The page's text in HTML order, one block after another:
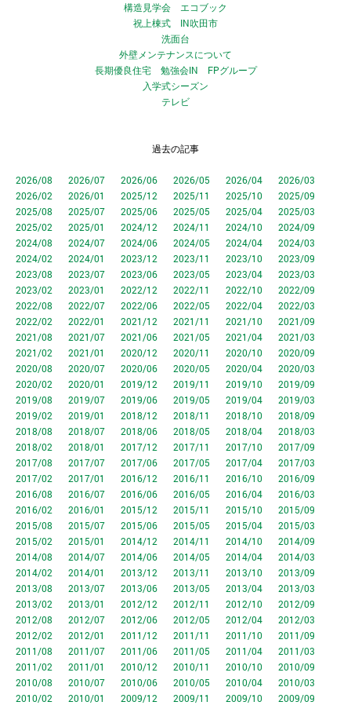
構造見学会 エコブック
祝上棟式 IN吹田市
洗面台
外壁メンテナンスについて
長期優良住宅 勉強会IN FPグループ
入学式シーズン
テレビ
過去の記事
2026/08 2026/07 2026/06 2026/05 2026/04
2026/03
2026/02
2026/01 2025/12 2025/11 2025/10
2025/09
2025/08
2025/07 2025/06 2025/05 2025/04
2025/03
2025/02
2025/01 2024/12 2024/11 2024/10
2024/09
2024/08
2024/07 2024/06 2024/05 2024/04
2024/03
2024/02
2024/01 2023/12 2023/11 2023/10
2023/09
2023/08
2023/07 2023/06 2023/05 2023/04
2023/03
2023/02
2023/01 2022/12 2022/11 2022/10
2022/09
2022/08
2022/07 2022/06 2022/05 2022/04
2022/03
2022/02
2022/01 2021/12 2021/11 2021/10
2021/09
2021/08
2021/07 2021/06 2021/05 2021/04
2021/03
2021/02
2021/01 2020/12 2020/11 2020/10
2020/09
2020/08
2020/07 2020/06 2020/05 2020/04
2020/03
2020/02
2020/01 2019/12 2019/11 2019/10
2019/09
2019/08
2019/07 2019/06 2019/05 2019/04
2019/03
2019/02
2019/01 2018/12 2018/11 2018/10
2018/09
2018/08
2018/07 2018/06 2018/05 2018/04
2018/03
2018/02
2018/01 2017/12 2017/11 2017/10
2017/09
2017/08
2017/07 2017/06 2017/05 2017/04
2017/03
2017/02
2017/01 2016/12 2016/11 2016/10
2016/09
2016/08
2016/07 2016/06 2016/05 2016/04
2016/03
2016/02
2016/01 2015/12 2015/11 2015/10
2015/09
2015/08
2015/07 2015/06 2015/05 2015/04
2015/03
2015/02
2015/01 2014/12 2014/11 2014/10
2014/09
2014/08
2014/07 2014/06 2014/05 2014/04
2014/03
2014/02
2014/01 2013/12 2013/11 2013/10
2013/09
2013/08
2013/07 2013/06 2013/05 2013/04
2013/03
2013/02
2013/01 2012/12 2012/11 2012/10
2012/09
2012/08
2012/07 2012/06 2012/05 2012/04
2012/03
2012/02
2012/01 2011/12 2011/11 2011/10
2011/09
2011/08
2011/07 2011/06 2011/05 2011/04
2011/03
2011/02
2011/01 2010/12 2010/11 2010/10
2010/09
2010/08
2010/07 2010/06 2010/05 2010/04
2010/03
2010/02
2010/01 2009/12 2009/11 2009/10
2009/09